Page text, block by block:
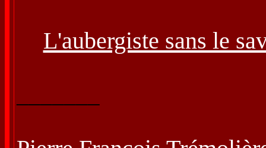
L'aubergiste sans le